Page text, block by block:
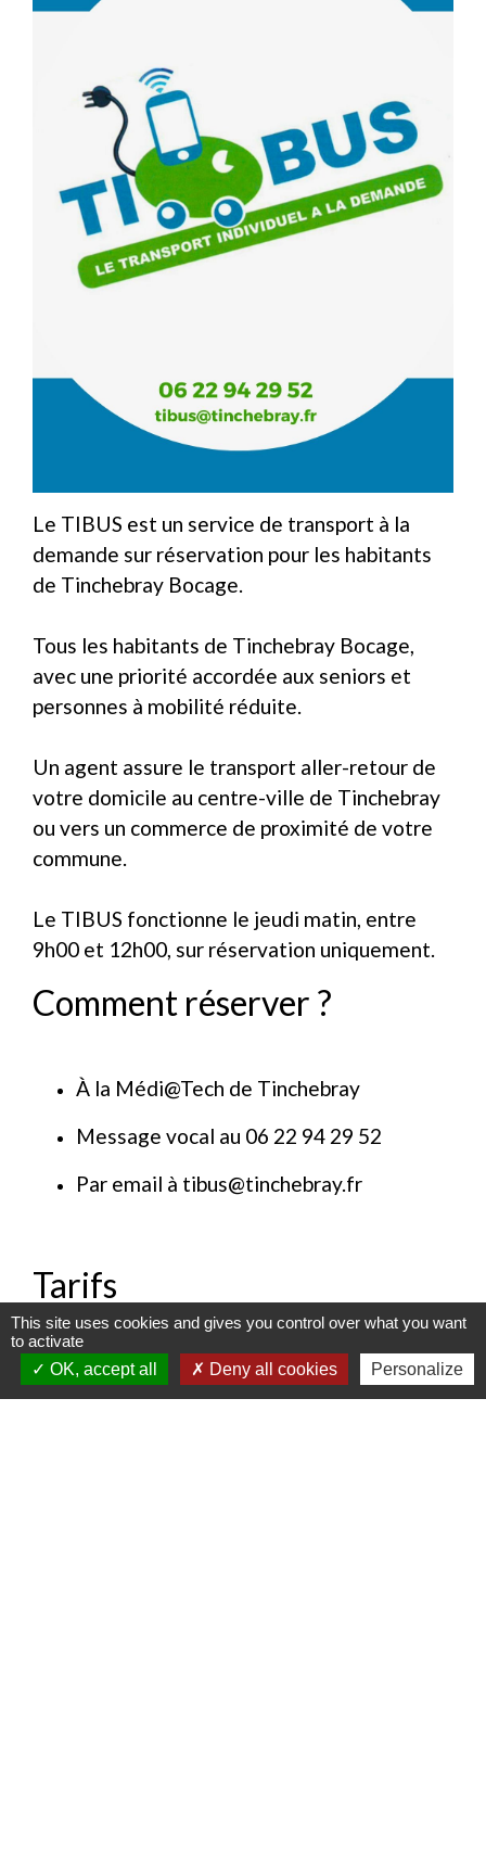
Le TIBUS est un service de transport à la
demande sur réservation pour les habitants
de Tinchebray Bocage.
Tous les habitants de Tinchebray Bocage,
avec une priorité accordée aux seniors et
personnes à mobilité réduite.
Un agent assure le transport aller-retour de
votre domicile au centre-ville de Tinchebray
ou vers un commerce de proximité de votre
commune.
Le TIBUS fonctionne le jeudi matin, entre
9h00 et 12h00, sur réservation uniquement.
Comment réserver ?
À la Médi@Tech de Tinchebray
Message vocal au 06 22 94 29 52
Par email à tibus@tinchebray.fr
Tarifs
1 € l'aller
2 € l'aller-retour
This site uses cookies and gives you control over what you want
to activate
OK, accept all
Deny all cookies Personalize